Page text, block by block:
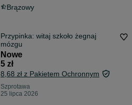
Brązowy
Przypinka: witaj szkoło żegnaj
mózgu
Nowe
5 zł
8,68 zł z Pakietem Ochronnym
Szprotawa
25 lipca 2026